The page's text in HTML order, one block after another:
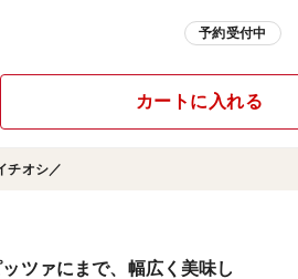
予約受付中
カートに入れる
チオシ／
ツァにまで、幅広く美味し